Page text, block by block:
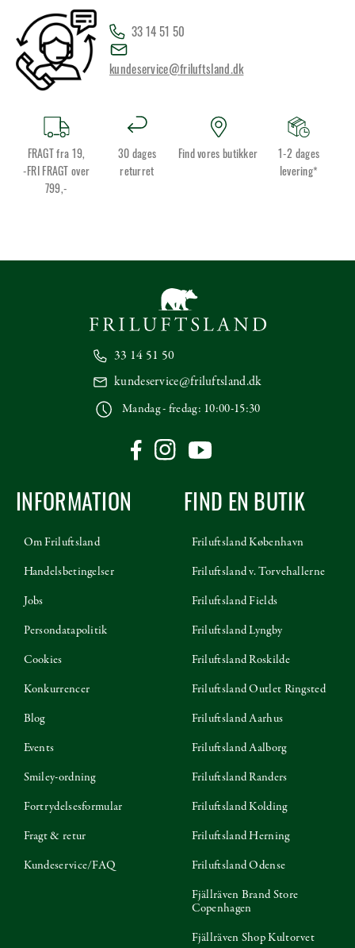
33 14 51 50
kundeservice@friluftsland.dk
FRAGT fra 19,
-FRI FRAGT over
799,-
30 dages
returret
Find vores butikker
1-2 dages
levering*
33 14 51 50
kundeservice@friluftsland.dk
Mandag - fredag: 10:00-15:30
INFORMATION
Om Friluftsland
Handelsbetingelser
Jobs
Persondatapolitik
Cookies
Konkurrencer
Blog
Events
Smiley-ordning
Fortrydelsesformular
Fragt & retur
Kundeservice/FAQ
FIND EN BUTIK
Friluftsland København
Friluftsland v. Torvehallerne
Friluftsland Fields
Friluftsland Lyngby
Friluftsland Roskilde
Friluftsland Outlet Ringsted
Friluftsland Aarhus
Friluftsland Aalborg
Friluftsland Randers
Friluftsland Kolding
Friluftsland Herning
Friluftsland Odense
Fjällräven Brand Store
Copenhagen
Fjällräven Shop Kultorvet